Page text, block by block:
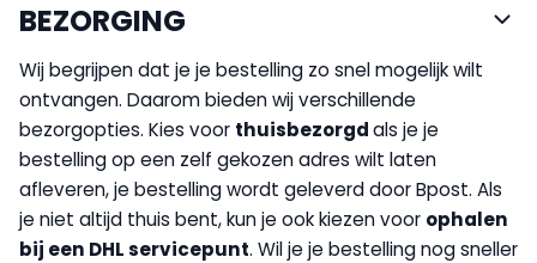
BEZORGING
Wij begrijpen dat je je bestelling zo snel mogelijk wilt
ontvangen. Daarom bieden wij verschillende
bezorgopties. Kies voor thuisbezorgdals je je
bestelling op een zelf gekozen adres wilt laten
afleveren, je bestelling wordt geleverd door Bpost. Als
je niet altijd thuis bent, kun je ook kiezen voor ophalen
bij een DHL servicepunt. Wil je je bestelling nog sneller